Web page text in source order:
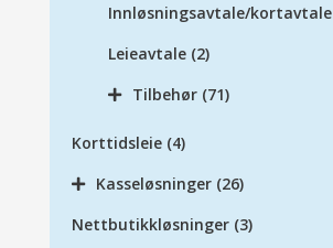
Innløsningsavtale/kortavtale
Leieavtale (2)
Tilbehør (71)
Korttidsleie (4)
Kasseløsninger (26)
Nettbutikkløsninger (3)